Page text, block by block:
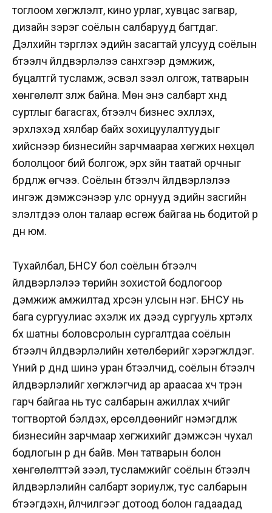
тоглоом хөгжүүлэлт, кино урлаг, хувцас загвар,
дизайн зэрэг соёлын салбарууд багтдаг.
Дэлхийн тэргүүлэх эдийн засагтай улсууд соёлын
бүтээлч үйлдвэрлэлээ санхүүгээр дэмжиж,
буцалтгүй тусламж, эсвэл зээл олгож, татварын
хөнгөлөлт үзүүлж байна. Мөн энэ салбарт хүнд
суртлыг багасгах, бүтээлч бизнес эхлүүлэх,
эрхлэхэд хялбар байх зохицуулалтуудыг
хийснээр бизнесийн зарчмаараа хөгжих нөхцөл
бололцоог бий болгож, эрх зүйн таатай орчныг
бүрдүүлж өгчээ. Соёлын бүтээлч үйлдвэрлэлээ
ингэж дэмжсэнээр улс орнууд эдийн засгийн
үзүүлэлтүүдээ олон талаар өсгөж байгаа нь бодитой үр
дүн юм.
Тухайлбал, БНСУ бол соёлын бүтээлч
үйлдвэрлэлээ төрийн зохистой бодлогоор
дэмжиж амжилтад хүрсэн улсын нэг. БНСУ нь
бага сургуулиас эхэлж их дээд сургууль хүртэлх
бүх шатны боловсролын сургалтдаа соёлын
бүтээлч үйлдвэрлэлийн хөтөлбөрийг хэрэгжүүлдэг.
Үүний үр дүнд шинэ уран бүтээлчид, соёлын бүтээлч
үйлдвэрлэлийг хөгжүүлэгчид ар араасаа хүч түрэн
гарч байгаа нь тус салбарын ажиллах хүчийг
тогтвортой бэлдэх, өрсөлдөөнийг нэмэгдүүлж
бизнесийн зарчмаар хөгжихийг дэмжсэн чухал
бодлогын үр дүн байв. Мөн татварын болон
хөнгөлөлттэй зээл, тусламжийг соёлын бүтээлч
үйлдвэрлэлийн салбарт зориулж, тус салбарын
бүтээгдэхүүн, үйлчилгээг дотоод болон гадаадад